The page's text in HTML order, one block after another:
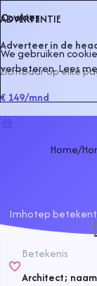
ADVERTENTIE
Adverteer in de
Zichtbaar op elke
€ 149/mnd
Home/
Imhotep betekent
Betekenis
Architect;
Cookies
We gebruiken
verbeteren. Lees